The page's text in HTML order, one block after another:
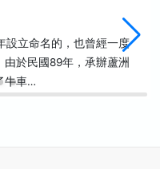
設立命名的，也曾經一度
於民國89年，承辦蘆洲
牛車…